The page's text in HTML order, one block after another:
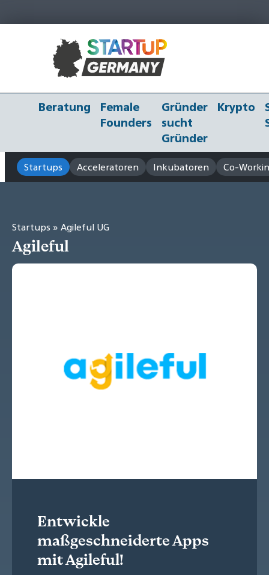
Beratung
Female
Founders
Gründer
sucht
Gründer
Krypto
Startups Acceleratoren Inkubatoren Co-
Startups » Agileful UG
Agileful
Entwickle
maßgeschneiderte Apps
mit Agileful!